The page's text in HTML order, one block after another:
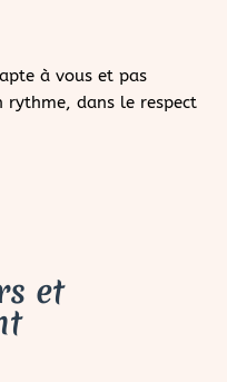
à vous et pas
rythme, dans le respect
et